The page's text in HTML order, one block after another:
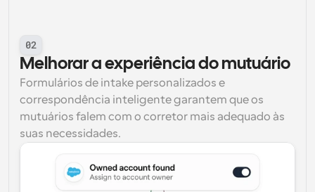
02
Melhorar a experiência do mutuário
Formulários de intake personalizados e
correspondência inteligente garantem que os
mutuários falem com o corretor mais adequado às
suas necessidades.